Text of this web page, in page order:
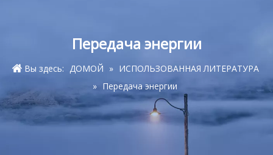
Передача энергии
Вы здесь: ДОМОЙ » ИСПОЛЬЗОВАННАЯ ЛИТЕРАТУРА
» Передача энергии